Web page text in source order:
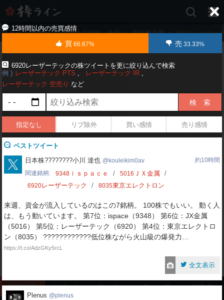
イ
ン
［ツ
イ
ッ
タ
ー
で
株
価
想
す
柄］
株ライン HOME > 国内株式銘柄・株価 > 電気機器業 > 6920 レーザー
銘柄検索 ツイート ユーザー ニュース ブログ
12時間以内の売買感情
買 66.67% 売 33.33%
6920レーザーテックの株ツイートを更に絞り込んで検索
例
レーザーテック PTS
レーザーテック IR
レーザーテック 空売り など
指定なし リプ除外 買い感情 売り感情
ベストツイート
kouleikim0av
日本株????????小川 達也 kouleikim0av
約10時間
関連銘柄
9348 ｉｓｐａｃｅ 5016 ＪＸ金属
6920レーザーテック 8035東京エレクトロン
来週、資金が流入しているのはこの7銘柄。 100株でもいい。 動く人
は、もう動いています。 第7位：ispace（9348） 第6位：JX金属
（5016） 第5位：レーザーテック（6920） 第4位：東京エレクトロ
ン（8035） ????????????低位株ながら火山級の爆発力…
https://t.co/AdzGKy5rcL
全文表示
Plenus
Plenus plenus